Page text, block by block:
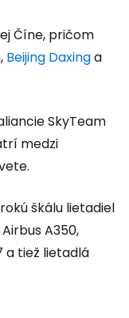
Číne, pričom
Beijing Daxinga
SkyTeam
medzi
škálu lietadiel
A350,
a tiež lietadlá